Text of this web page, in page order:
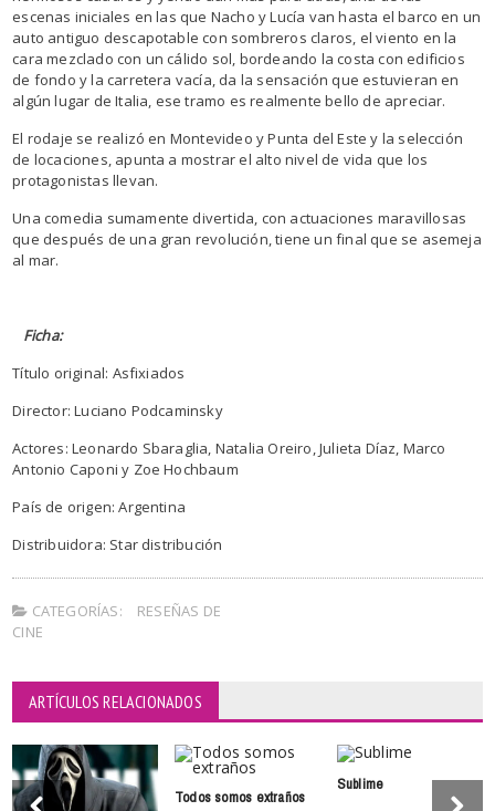
escenas iniciales en las que Nacho y Lucía van hasta el barco en un
auto antiguo descapotable con sombreros claros, el viento en la
cara mezclado con un cálido sol, bordeando la costa con edificios
de fondo y la carretera vacía, da la sensación que estuvieran en
algún lugar de Italia, ese tramo es realmente bello de apreciar.
El rodaje se realizó en Montevideo y Punta del Este y la selección
de locaciones, apunta a mostrar el alto nivel de vida que los
protagonistas llevan.
Una comedia sumamente divertida, con actuaciones maravillosas
que después de una gran revolución, tiene un final que se asemeja
al mar.
Ficha:
Título original: Asfixiados
Director: Luciano Podcaminsky
Actores: Leonardo Sbaraglia, Natalia Oreiro, Julieta Díaz, Marco
Antonio Caponi y Zoe Hochbaum
País de origen: Argentina
Distribuidora: Star distribución
CATEGORÍAS:
RESEÑAS DE
CINE
ARTÍCULOS RELACIONADOS
Todos somos extraños
Sublime